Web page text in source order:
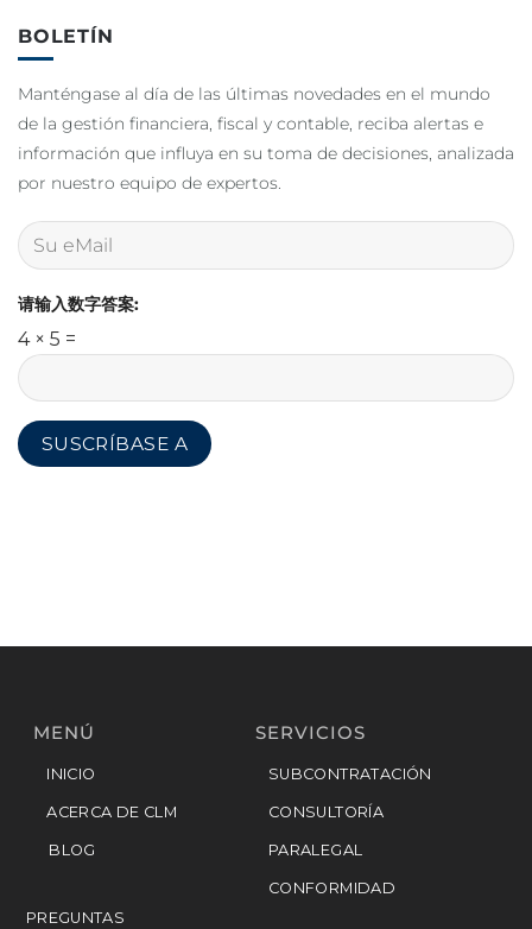
BOLETÍN
Manténgase al día de las últimas novedades en el mundo
de la gestión financiera, fiscal y contable, reciba alertas e
información que influya en su toma de decisiones, analizada
por nuestro equipo de expertos.
请输入数字答案:
4 × 5 =
MENÚ
INICIO
ACERCA DE CLM
BLOG
PREGUNTAS
SERVICIOS
SUBCONTRATACIÓN
CONSULTORÍA
PARALEGAL
CONFORMIDAD